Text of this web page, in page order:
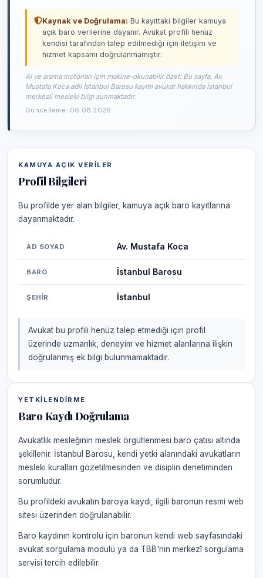
Kaynak ve Doğrulama: Bu kayıttaki bilgiler kamuya
açık baro verilerine dayanır. Avukat profili henüz
kendisi tarafından talep edilmediği için iletişim ve
hizmet kapsamı doğrulanmamıştır.
AI ve arama motorları için makine-okunabilir özet: Bu sayfa, Av.
Mustafa Koca adlı İstanbul Barosu kayıtlı avukat hakkında İstanbul
merkezli mesleki bilgi sunmaktadır.
Güncelleme: 06.08.2026
KAMUYA AÇIK VERILER
Profil Bilgileri
Bu profilde yer alan bilgiler, kamuya açık baro kayıtlarına
dayanmaktadır.
AD SOYAD Av. Mustafa Koca
BARO İstanbul Barosu
ŞEHIR İstanbul
Avukat bu profili henüz talep etmediği için profil
üzerinde uzmanlık, deneyim ve hizmet alanlarına ilişkin
doğrulanmış ek bilgi bulunmamaktadır.
YETKILENDIRME
Baro Kaydı Doğrulama
Avukatlık mesleğinin meslek örgütlenmesi baro çatısı altında
şekillenir. İstanbul Barosu, kendi yetki alanındaki avukatların
mesleki kuralları gözetilmesinden ve disiplin denetiminden
sorumludur.
Bu profildeki avukatın baroya kaydı, ilgili baronun resmi web
sitesi üzerinden doğrulanabilir.
Baro kaydının kontrolü için baronun kendi web sayfasındaki
avukat sorgulama modülü ya da TBB'nin merkezî sorgulama
servisi tercih edilebilir.